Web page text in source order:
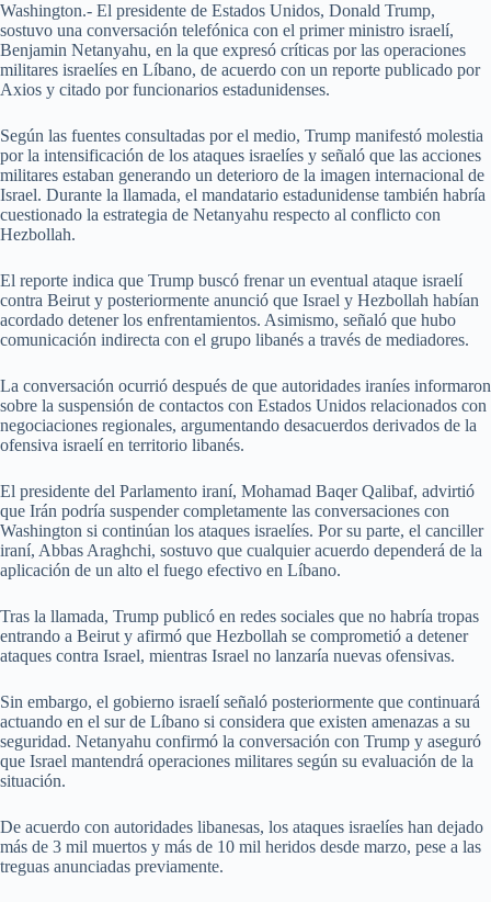
Washington.- El presidente de Estados Unidos, Donald Trump,
sostuvo una conversación telefónica con el primer ministro israelí,
Benjamin Netanyahu, en la que expresó críticas por las operaciones
militares israelíes en Líbano, de acuerdo con un reporte publicado por
Axios y citado por funcionarios estadunidenses.
Según las fuentes consultadas por el medio, Trump manifestó molestia
por la intensificación de los ataques israelíes y señaló que las acciones
militares estaban generando un deterioro de la imagen internacional de
Israel. Durante la llamada, el mandatario estadunidense también habría
cuestionado la estrategia de Netanyahu respecto al conflicto con
Hezbollah.
El reporte indica que Trump buscó frenar un eventual ataque israelí
contra Beirut y posteriormente anunció que Israel y Hezbollah habían
acordado detener los enfrentamientos. Asimismo, señaló que hubo
comunicación indirecta con el grupo libanés a través de mediadores.
La conversación ocurrió después de que autoridades iraníes informaron
sobre la suspensión de contactos con Estados Unidos relacionados con
negociaciones regionales, argumentando desacuerdos derivados de la
ofensiva israelí en territorio libanés.
El presidente del Parlamento iraní, Mohamad Baqer Qalibaf, advirtió
que Irán podría suspender completamente las conversaciones con
Washington si continúan los ataques israelíes. Por su parte, el canciller
iraní, Abbas Araghchi, sostuvo que cualquier acuerdo dependerá de la
aplicación de un alto el fuego efectivo en Líbano.
Tras la llamada, Trump publicó en redes sociales que no habría tropas
entrando a Beirut y afirmó que Hezbollah se comprometió a detener
ataques contra Israel, mientras Israel no lanzaría nuevas ofensivas.
Sin embargo, el gobierno israelí señaló posteriormente que continuará
actuando en el sur de Líbano si considera que existen amenazas a su
seguridad. Netanyahu confirmó la conversación con Trump y aseguró
que Israel mantendrá operaciones militares según su evaluación de la
situación.
De acuerdo con autoridades libanesas, los ataques israelíes han dejado
más de 3 mil muertos y más de 10 mil heridos desde marzo, pese a las
treguas anunciadas previamente.